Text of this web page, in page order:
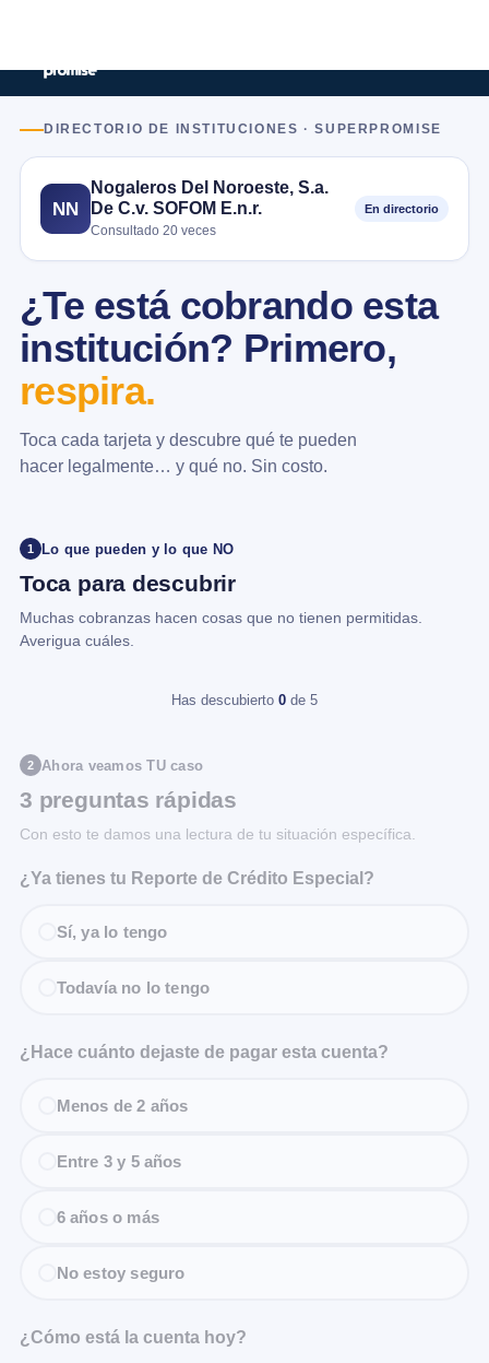
DIRECTORIO DE INSTITUCIONES · SUPERPROMISE
NN
Nogaleros Del Noroeste, S.a.
De C.v. SOFOM E.n.r.
Consultado 20 veces
En directorio
¿Te está cobrando esta
institución? Primero,
respira.
Toca cada tarjeta y descubre qué te pueden
hacer legalmente… y qué no. Sin costo.
1 Lo que pueden y lo que NO
Toca para descubrir
Muchas cobranzas hacen cosas que no tienen permitidas.
Averigua cuáles.
Has descubierto 0 de 5
2 Ahora veamos TU caso
3 preguntas rápidas
Con esto te damos una lectura de tu situación específica.
¿Ya tienes tu Reporte de Crédito Especial?
Sí, ya lo tengo
Todavía no lo tengo
¿Hace cuánto dejaste de pagar esta cuenta?
Menos de 2 años
Entre 3 y 5 años
6 años o más
No estoy seguro
¿Cómo está la cuenta hoy?